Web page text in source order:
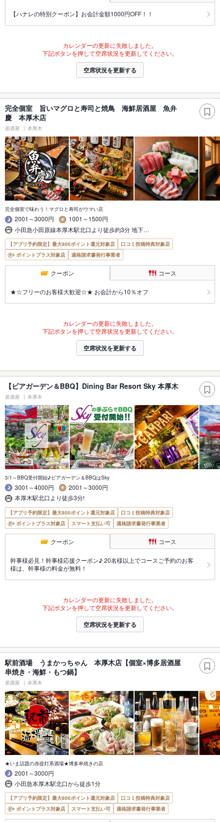
【ハナレの特別クーポン】お会計金額1000円OFF！！
カレンダーの更新に失敗しました。
下記ボタンを押して空席状況を更新してください。
空席状況を更新する
完全個室 旨いマグロと寿司と焼鳥 海鮮居酒屋 魚弁
慶 本厚木店
居酒屋 本厚木
完全個室で味わう！マグロと寿司がウマい店
2001～3000円
1001～1500円
小田急小田原線本厚木駅北口より徒歩約3分 地下…
【アプリ予約限定】最大800ポイント還元対象店
口コミ投稿特典対象店
ポイントプラス対象店
適格請求書発行事業者
クーポン コース
★☆フリーのお客様大歓迎☆★ お会計から10％オフ
カレンダーの更新に失敗しました。
下記ボタンを押して空席状況を更新してください。
空席状況を更新する
【ビアガーデン＆BBQ】Dining Bar Resort Sky 本厚木
居酒屋 本厚木
3/1～BBQ受付開始♪ビアガーデン＆BBQはSky
3001～4000円
2001～3000円
本厚木駅北口より徒歩3分!
【アプリ予約限定】最大800ポイント還元対象店
口コミ投稿特典対象店
ポイントプラス対象店
スマート支払い可 適格請求書発行事業者
クーポン コース
幹事様必見！幹事様応援クーポン♪ 20名様以上でコースご予約のお客
様は、幹事様の料金が無料！
カレンダーの更新に失敗しました。
下記ボタンを押して空席状況を更新してください。
空席状況を更新する
駅前酒場 うまかっちゃん 本厚木店【個室×博多居酒屋
串焼き・海鮮・もつ鍋】
居酒屋 本厚木
★いま話題の赤提灯系酒場★博多串焼きの店
2001～3000円
小田急本厚木駅北口から徒歩1分
【アプリ予約限定】最大800ポイント還元対象店
口コミ投稿特典対象店
ポイントプラス対象店
スマート支払い可 適格請求書発行事業者